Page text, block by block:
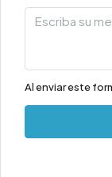
Al enviar este